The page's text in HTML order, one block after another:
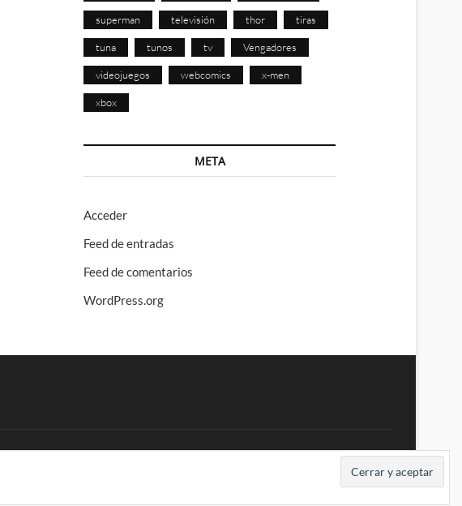
superman televisión thor tiras
tuna tunos tv Vengadores
videojuegos webcomics x-men
xbox
META
Acceder
Feed de entradas
Feed de comentarios
WordPress.org